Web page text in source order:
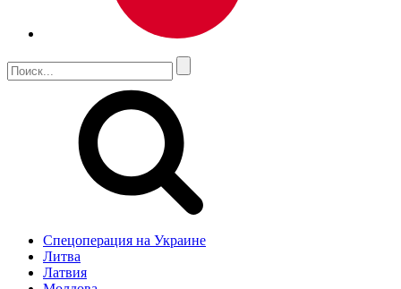
Спецоперация на Украине
Литва
Латвия